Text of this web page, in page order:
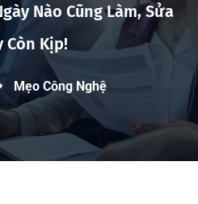
Nào Cũng Làm, Sửa
Còn Kịp!
Mẹo Công Nghệ